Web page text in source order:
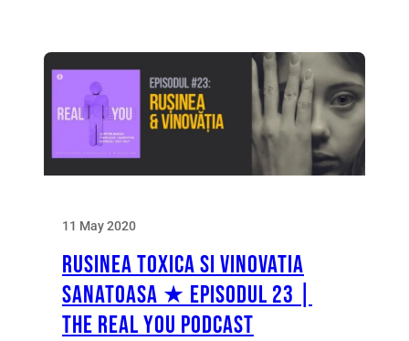
11 May 2020
Rusinea Toxica si Vinovatia
Sanatoasa ★ Episodul 23 |
The Real You Podcast